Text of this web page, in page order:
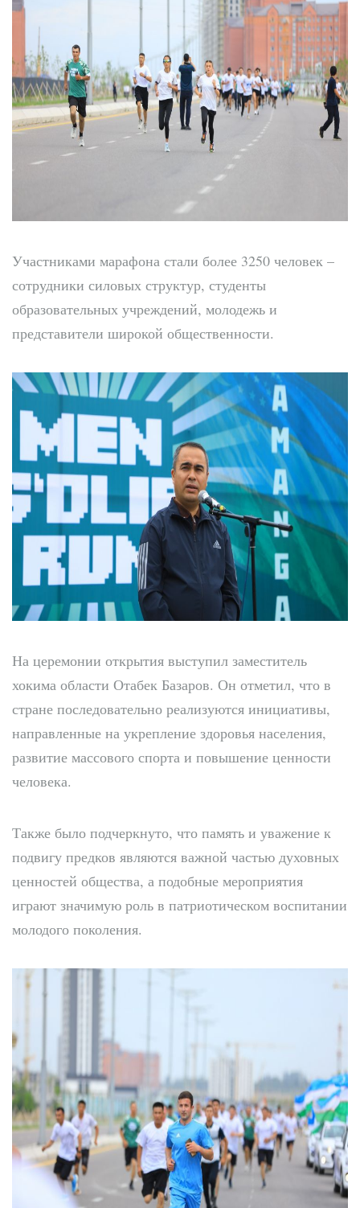
Участниками марафона стали более 3250 человек –
сотрудники силовых структур, студенты
образовательных учреждений, молодежь и
представители широкой общественности.
На церемонии открытия выступил заместитель
хокима области Отабек Базаров. Он отметил, что в
стране последовательно реализуются инициативы,
направленные на укрепление здоровья населения,
развитие массового спорта и повышение ценности
человека.
Также было подчеркнуто, что память и уважение к
подвигу предков являются важной частью духовных
ценностей общества, а подобные мероприятия
играют значимую роль в патриотическом воспитании
молодого поколения.